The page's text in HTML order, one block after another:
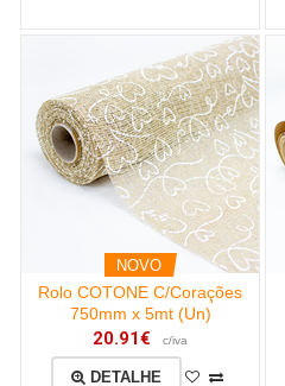
NOVO
Rolo COTONE C/Corações
750mm x 5mt (Un)
20.91€ c/iva
DETALHE